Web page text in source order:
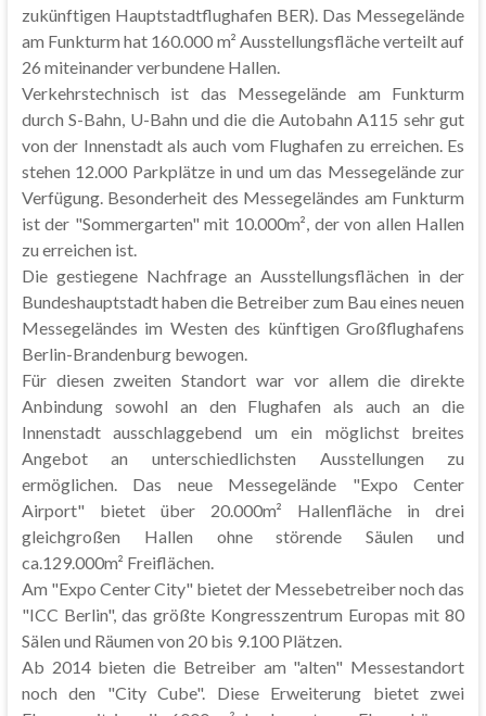
zukünftigen Hauptstadtflughafen BER). Das Messegelände
am Funkturm hat 160.000 m² Ausstellungsfläche verteilt auf
26 miteinander verbundene Hallen.
Verkehrstechnisch ist das Messegelände am Funkturm
durch S-Bahn, U-Bahn und die die Autobahn A115 sehr gut
von der Innenstadt als auch vom Flughafen zu erreichen. Es
stehen 12.000 Parkplätze in und um das Messegelände zur
Verfügung. Besonderheit des Messegeländes am Funkturm
ist der "Sommergarten" mit 10.000m², der von allen Hallen
zu erreichen ist.
Die gestiegene Nachfrage an Ausstellungsflächen in der
Bundeshauptstadt haben die Betreiber zum Bau eines neuen
Messegeländes im Westen des künftigen Großflughafens
Berlin-Brandenburg bewogen.
Für diesen zweiten Standort war vor allem die direkte
Anbindung sowohl an den Flughafen als auch an die
Innenstadt ausschlaggebend um ein möglichst breites
Angebot an unterschiedlichsten Ausstellungen zu
ermöglichen. Das neue Messegelände "Expo Center
Airport" bietet über 20.000m² Hallenfläche in drei
gleichgroßen Hallen ohne störende Säulen und
ca.129.000m² Freiflächen.
Am "Expo Center City" bietet der Messebetreiber noch das
"ICC Berlin", das größte Kongresszentrum Europas mit 80
Sälen und Räumen von 20 bis 9.100 Plätzen.
Ab 2014 bieten die Betreiber am "alten" Messestandort
noch den "City Cube". Diese Erweiterung bietet zwei